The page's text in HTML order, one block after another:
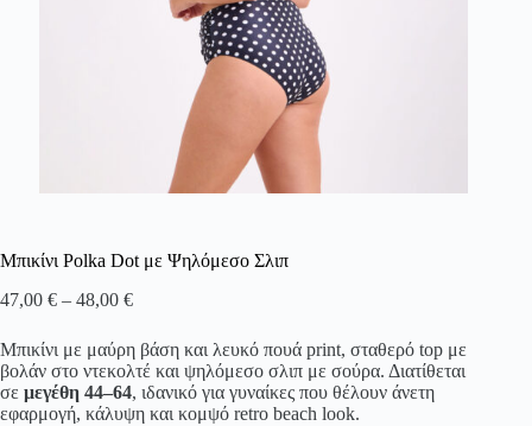
Μπικίνι Polka Dot με Ψηλόμεσο Σλιπ
47,00 € – 48,00 €Price
47,00 €
through
48,00 €
Μπικίνι με μαύρη βάση και λευκό πουά print, σταθερό top με
βολάν στο ντεκολτέ και ψηλόμεσο σλιπ με σούρα. Διατίθεται
σε μεγέθη 44–64, ιδανικό για γυναίκες που θέλουν άνετη
εφαρμογή, κάλυψη και κομψό retro beach look.